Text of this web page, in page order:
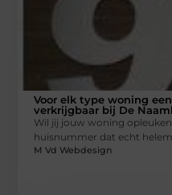
Voor elk type woning
verkrijgbaar bij De
Wil jij jouw woning
huisnummer dat echt
M Vd Webdesign